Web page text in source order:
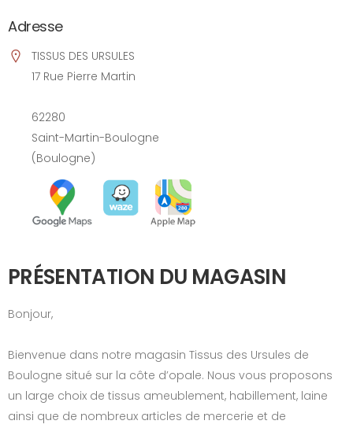
Adresse
TISSUS DES URSULES
17 Rue Pierre Martin
62280
Saint-Martin-Boulogne
(Boulogne)
PRÉSENTATION DU MAGASIN
Bonjour,
Bienvenue dans notre magasin Tissus des Ursules de
Boulogne situé sur la côte d’opale. Nous vous proposons
un large choix de tissus ameublement, habillement, laine
ainsi que de nombreux articles de mercerie et de